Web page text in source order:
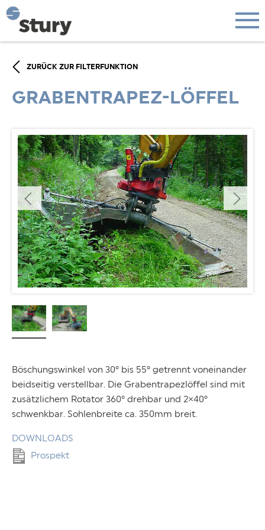
ZURÜCK ZUR FILTERFUNKTION
GRABENTRAPEZ-LÖFFEL
Böschungswinkel von 30° bis 55° getrennt voneinander
beidseitig verstellbar. Die Grabentrapezlöffel sind mit
zusätzlichem Rotator 360° drehbar und 2×40°
schwenkbar. Sohlenbreite ca. 350mm breit.
DOWNLOADS
Prospekt